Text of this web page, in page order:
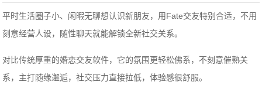
平时生活圈子小、闲暇无聊想认识新朋友，用Fate交友特别合适，不用
刻意经营人设，随性聊天就能解锁全新社交关系。
对比传统厚重的婚恋交友软件，它的氛围更轻松佛系，不刻意催熟关
系，主打随缘邂逅，社交压力直接拉低，体验感很舒服。